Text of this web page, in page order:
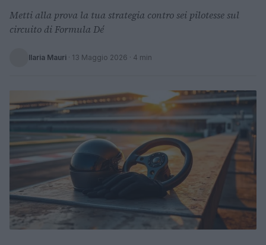
Metti alla prova la tua strategia contro sei pilotesse sul
circuito di Formula Dé
Ilaria Mauri · 13 Maggio 2026 · 4 min